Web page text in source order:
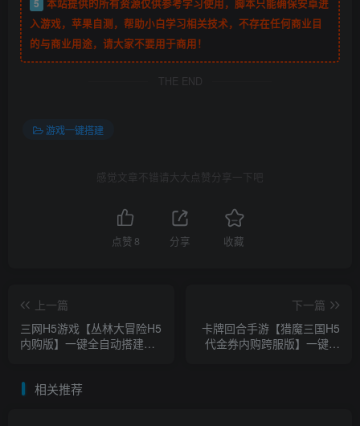
5 本站提供的所有资源仅供参考学习使用，脚本只能确保安卓进
入游戏，苹果自测，帮助小白学习相关技术，不存在任何商业目
的与商业用途，请大家不要用于商用！
THE END
游戏一键搭建
感觉文章不错请大大点赞分享一下吧
点赞 8 分享 收藏
上一篇
三网H5游戏【丛林大冒险H5
内购版】一键全自动搭建脚
下一篇
卡牌回合手游【猎魔三国H5
代金券内购跨服版】一键全
相关推荐